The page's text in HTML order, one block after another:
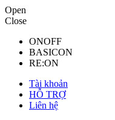
Open
Close
ONOFF
BASICON
RE:ON
Tài khoản
HỖ TRỢ
Liên hệ